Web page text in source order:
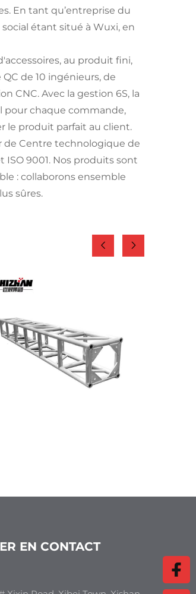
En tant qu’entreprise du
étant situé à Wuxi, en
au produit fini,
de 10 ingénieurs, de
CNC. Avec la gestion 6S, la
chaque commande,
le produit parfait au client.
de Centre technologique de
ISO 9001. Nos produits sont
: collaborons ensemble
sûres.
EN CONTACT